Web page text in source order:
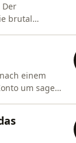
Der
brutal
einem
um sage